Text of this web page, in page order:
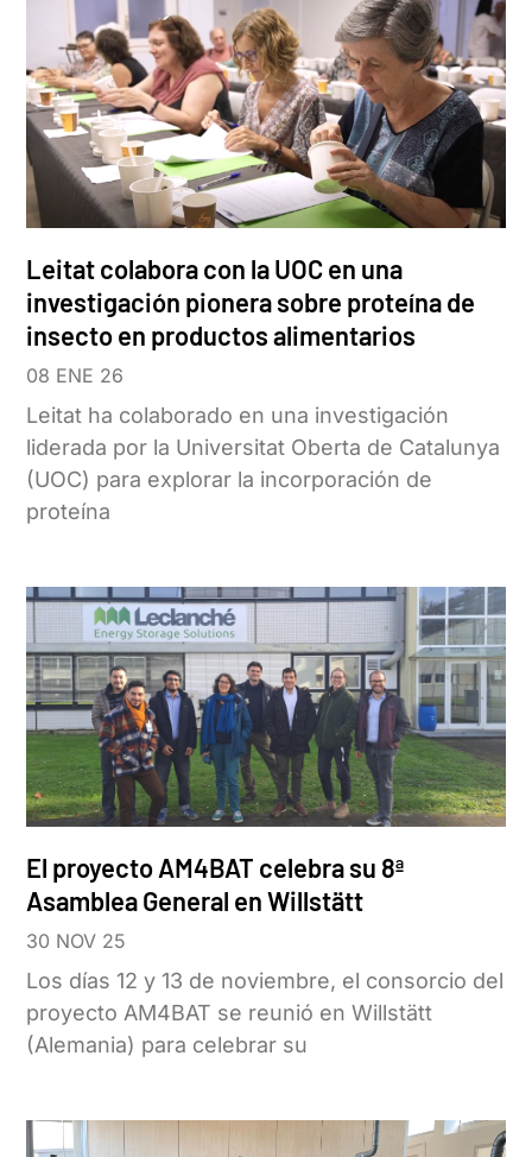
Leitat colabora con la UOC en una
investigación pionera sobre proteína de
insecto en productos alimentarios
08 ENE 26
Leitat ha colaborado en una investigación
liderada por la Universitat Oberta de Catalunya
(UOC) para explorar la incorporación de
proteína
El proyecto AM4BAT celebra su 8ª
Asamblea General en Willstätt
30 NOV 25
Los días 12 y 13 de noviembre, el consorcio del
proyecto AM4BAT se reunió en Willstätt
(Alemania) para celebrar su